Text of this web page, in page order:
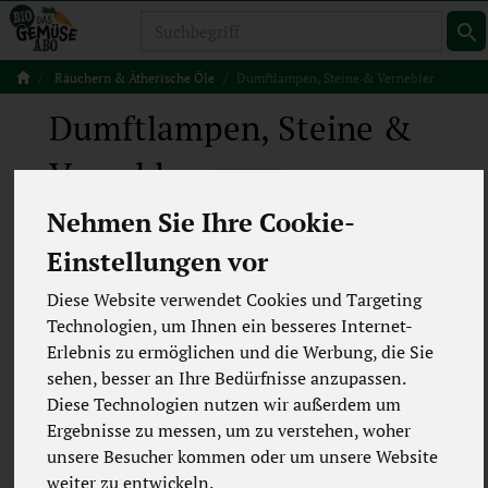
Nehmen Sie Ihre Cookie-
Einstellungen vor
Diese Website verwendet Cookies und Targeting
Technologien, um Ihnen ein besseres Internet-
Erlebnis zu ermöglichen und die Werbung, die Sie
sehen, besser an Ihre Bedürfnisse anzupassen.
Diese Technologien nutzen wir außerdem um
Ergebnisse zu messen, um zu verstehen, woher
unsere Besucher kommen oder um unsere Website
weiter zu entwickeln.
Räuchern & Ätherische Öle Dumftlampen, Steine & Vernebler
Dumftlampen, Steine &
Vernebler
Hersteller Ernährung
Allergene Merkmale